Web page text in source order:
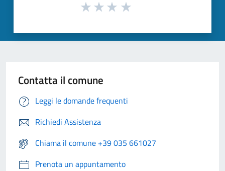
Contatta il comune
Leggi le domande frequenti
Richiedi Assistenza
Chiama il comune +39 035 661027
Prenota un appuntamento